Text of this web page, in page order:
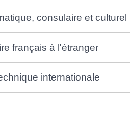
consulaire et culturel
français à l'étranger
internationale